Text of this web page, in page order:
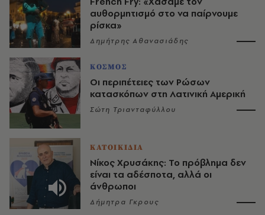
αυθορμητισμό στο να παίρνουμε
ρίσκα»
Δημήτρης Αθανασιάδης
ΚΟΣΜΟΣ
Οι περιπέτειες των Ρώσων
κατασκόπων στη Λατινική Αμερική
Σώτη Τριανταφύλλου
ΚΑΤΟΙΚΙΔΙΑ
Νίκος Χρυσάκης: Το πρόβλημα δεν
είναι τα αδέσποτα, αλλά οι
άνθρωποι
Δήμητρα Γκρους